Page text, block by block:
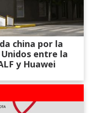
china por la
entre la
y Huawei